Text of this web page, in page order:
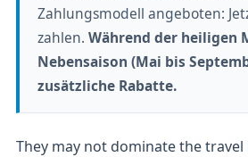
Zahlungsmodell angeboten:
zahlen. Während der heiligen
Nebensaison (Mai bis
zusätzliche Rabatte.
They may not dominate the